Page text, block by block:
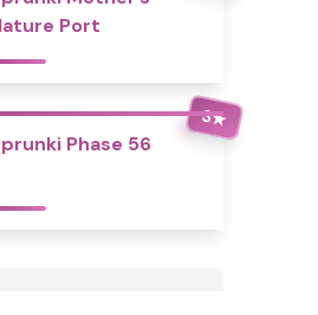
Port
3★
Phase 56